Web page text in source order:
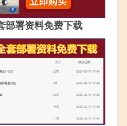
部署资料免费下载